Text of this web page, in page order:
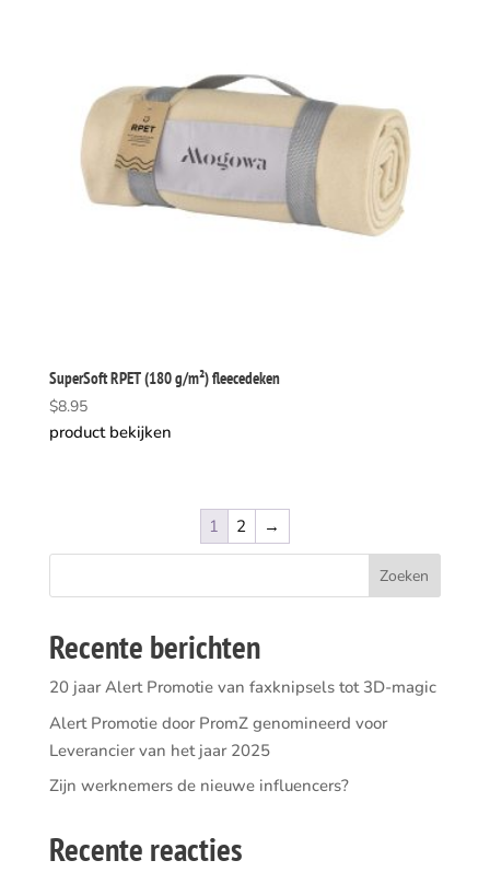
SuperSoft RPET (180 g/m²) fleecedeken
$8.95
product bekijken
1 2 →
Recente berichten
20 jaar Alert Promotie van faxknipsels tot 3D-magic
Alert Promotie door PromZ genomineerd voor
Leverancier van het jaar 2025
Zijn werknemers de nieuwe influencers?
Recente reacties